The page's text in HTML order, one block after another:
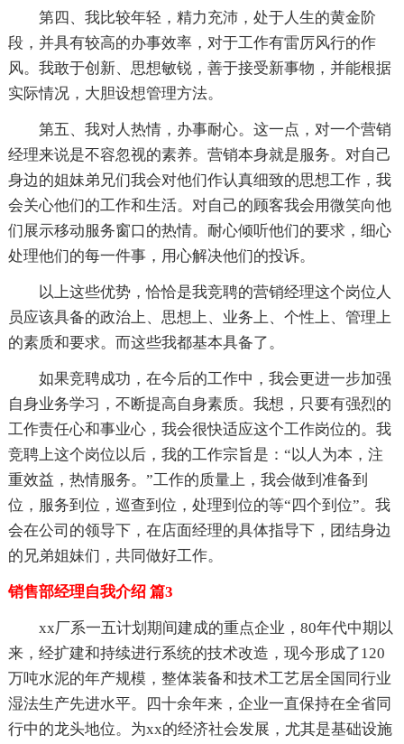
第四、我比较年轻，精力充沛，处于人生的黄金阶
段，并具有较高的办事效率，对于工作有雷厉风行的作
风。我敢于创新、思想敏锐，善于接受新事物，并能根据
实际情况，大胆设想管理方法。
第五、我对人热情，办事耐心。这一点，对一个营销
经理来说是不容忽视的素养。营销本身就是服务。对自己
身边的姐妹弟兄们我会对他们作认真细致的思想工作，我
会关心他们的工作和生活。对自己的顾客我会用微笑向他
们展示移动服务窗口的热情。耐心倾听他们的要求，细心
处理他们的每一件事，用心解决他们的投诉。
以上这些优势，恰恰是我竞聘的营销经理这个岗位人
员应该具备的政治上、思想上、业务上、个性上、管理上
的素质和要求。而这些我都基本具备了。
如果竞聘成功，在今后的工作中，我会更进一步加强
自身业务学习，不断提高自身素质。我想，只要有强烈的
工作责任心和事业心，我会很快适应这个工作岗位的。我
竞聘上这个岗位以后，我的工作宗旨是：“以人为本，注
重效益，热情服务。”工作的质量上，我会做到准备到
位，服务到位，巡查到位，处理到位的等“四个到位”。我
会在公司的领导下，在店面经理的具体指导下，团结身边
的兄弟姐妹们，共同做好工作。
销售部经理自我介绍 篇3
xx厂系一五计划期间建成的重点企业，80年代中期以
来，经扩建和持续进行系统的技术改造，现今形成了120
万吨水泥的年产规模，整体装备和技术工艺居全国同行业
湿法生产先进水平。四十余年来，企业一直保持在全省同
行中的龙头地位。为xx的经济社会发展，尤其是基础设施